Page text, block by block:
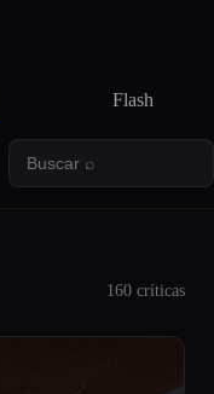
Flash
160 críticas